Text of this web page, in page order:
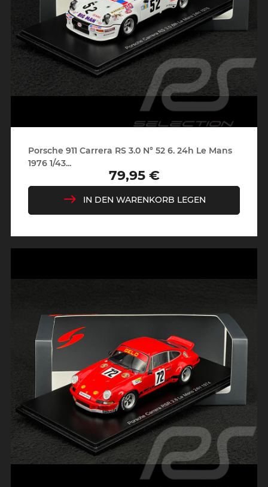
Porsche 911 Carrera RS 3.0 N° 52 6. 24h Le Mans
1976 1/43...
Preis
79,95 €
IN DEN WARENKORB LEGEN